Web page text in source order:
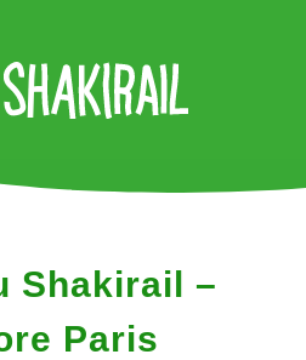
Shakirail –
Paris